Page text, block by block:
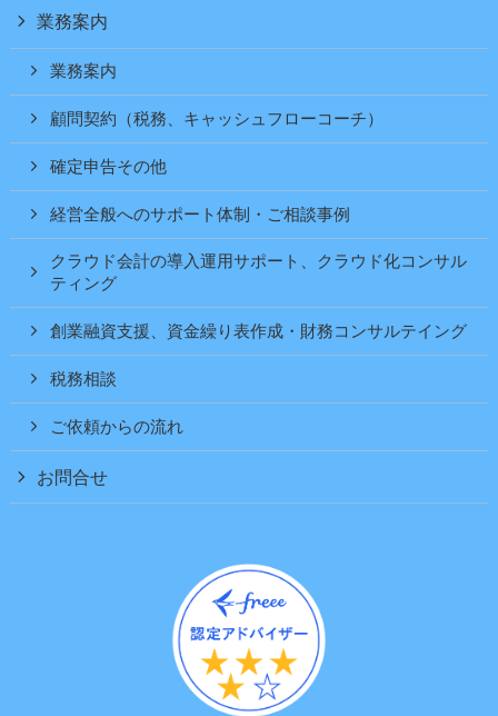
業務案内
業務案内
顧問契約（税務、キャッシュフローコーチ）
確定申告その他
経営全般へのサポート体制・ご相談事例
クラウド会計の導入運用サポート、クラウド化コンサル
ティング
創業融資支援、資金繰り表作成・財務コンサルテイング
税務相談
ご依頼からの流れ
お問合せ